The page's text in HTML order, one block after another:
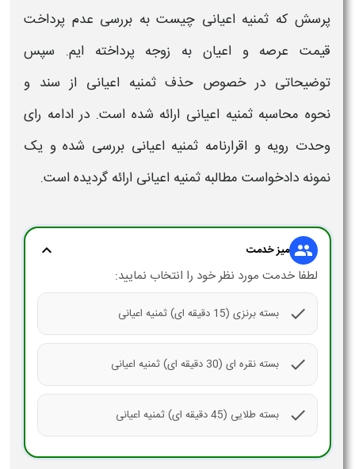
پرسش که ثمنیه اعیانی چیست به بررسی عدم پرداخت
قیمت عرصه و اعیان به زوجه پرداخته ایم. سپس
توضیحاتی در خصوص حذف ثمنیه اعیانیاز سند و
نحوه محاسبه ثمنیه اعیانی ارائه شده است. در ادامه رای
وحدت رویه و اقرارنامه ثمنیه اعیانی بررسی شده و یک
نمونه دادخواست مطالبه ثمنیه اعیانی ارائه گردیده است.
group میز خدمت expand_more
لطفا خدمت مورد نظر خود را انتخاب نمایید:
check بسته برنزی (15 دقیقه ای) ثمنیه اعیانی
check بسته نقره ای (30 دقیقه ای) ثمنیه اعیانی
check بسته طلایی (45 دقیقه ای) ثمنیه اعیانی